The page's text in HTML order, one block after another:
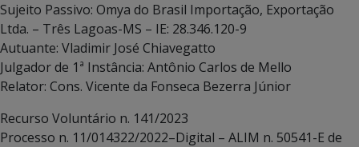
Sujeito Passivo: Omya do Brasil Importação, Exportação
Ltda. – Três Lagoas-MS – IE: 28.346.120-9
Autuante: Vladimir José Chiavegatto
Julgador de 1ª Instância: Antônio Carlos de Mello
Relator: Cons. Vicente da Fonseca Bezerra Júnior
Recurso Voluntário n. 141/2023
Processo n. 11/014322/2022–Digital – ALIM n. 50541-E de